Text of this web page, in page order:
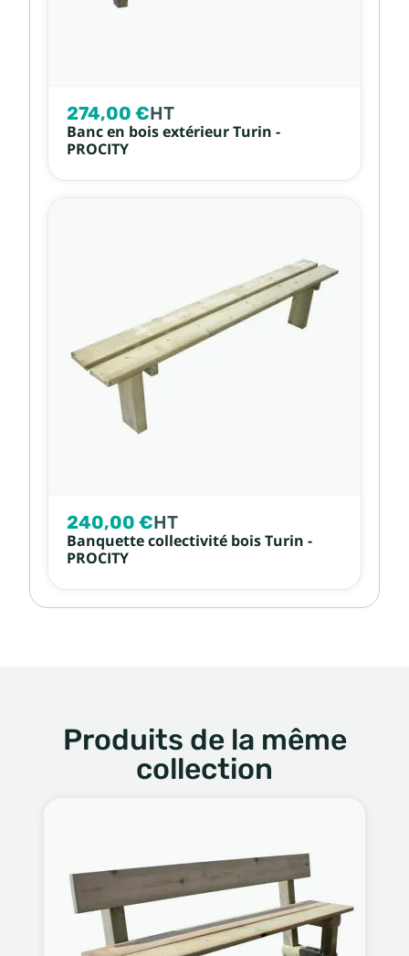
274,00 €HT
Banc en bois extérieur Turin -
PROCITY
240,00 €HT
Banquette collectivité bois Turin -
PROCITY
Produits de la même
collection